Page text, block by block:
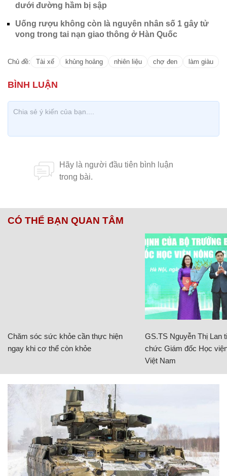
dưới đường hầm bị sập
Uống rượu không còn là nguyên nhân số 1 gây tử
vong trong tai nạn giao thông ở Hàn Quốc
Chủ đề: Tài xế khủng hoảng nhiên liệu chợ đen làm giàu
CÓ THỂ BẠN QUAN TÂM
Chăm sóc sức khỏe cần thực hiện
ngay khi cơ thể còn khỏe
GS.TS Nguyễn Thị Lan
chức Giám đốc Học
Việt Nam